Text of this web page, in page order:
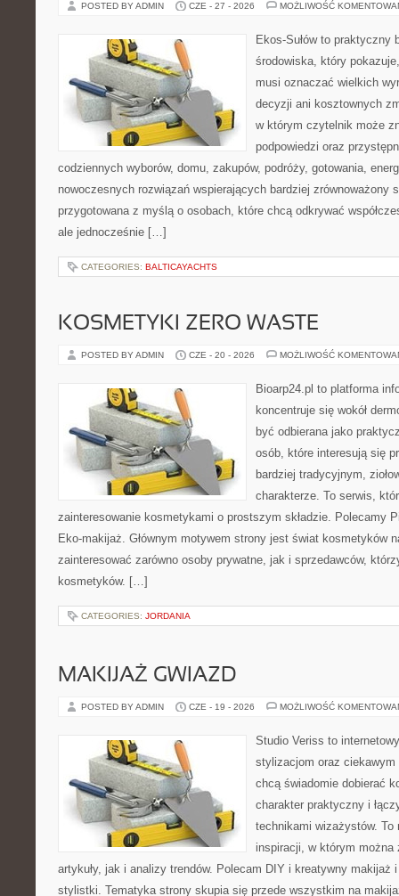
POSTED BY ADMIN CZE - 27 - 2026 MOŻLIWOŚĆ
Ekos-Sułów to praktyczny
środowiska, który
musi oznaczać wielkich
decyzji ani kosztownych
w którym czytelnik może
podpowiedzi oraz
codziennych wyborów, domu, zakupów, podróży, gotowania,
nowoczesnych rozwiązań wspierających bardziej zrównoważony
przygotowana z myślą o osobach, które chcą odkrywać
ale jednocześnie […]
CATEGORIES: BALTICAYACHTS
KOSMETYKI ZERO WASTE
POSTED BY ADMIN CZE - 20 - 2026 MOŻLIWOŚĆ
Bioarp24.pl to platforma
koncentruje się wokół
być odbierana jako
osób, które interesują się
bardziej tradycyjnym,
charakterze. To serwis,
zainteresowanie kosmetykami o prostszym składzie. Polecamy
Eko-makijaż. Głównym motywem strony jest świat kosmetyków
zainteresować zarówno osoby prywatne, jak i sprzedawców,
kosmetyków. […]
CATEGORIES: JORDANIA
MAKIJAŻ GWIAZD
POSTED BY ADMIN CZE - 19 - 2026 MOŻLIWOŚĆ
Studio Veriss to
stylizacjom oraz ciekawym
chcą świadomie dobierać
charakter praktyczny i
technikami wizażystów. To
inspiracji, w którym
artykuły, jak i analizy trendów. Polecam DIY i kreatywny makijaż
stylistki. Tematyka strony skupia się przede wszystkim na